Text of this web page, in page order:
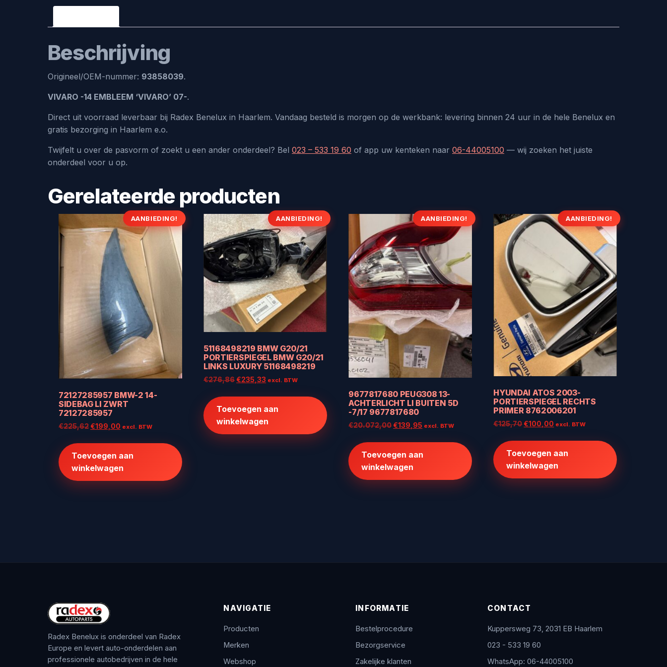
Beschrijving
Origineel/OEM-nummer: 93858039.
VIVARO -14 EMBLEEM ‘VIVARO’ 07-.
Direct uit voorraad leverbaar bij Radex Benelux in Haarlem. Vandaag besteld is morgen op de werkbank: levering binnen 24 uur in de hele Benelux en
gratis bezorging in Haarlem e.o.
Twijfelt u over de pasvorm of zoekt u een ander onderdeel? Bel 023 – 533 19 60 of app uw kenteken naar 06-44005100 — wij zoeken het juiste
onderdeel voor u op.
Gerelateerde producten
AANBIEDING!
72127285957 BMW-2 14-
SIDEBAG LI ZWRT
72127285957
€225,62Oorspronkelijke
€225,62.
€199,00 Huidige
€199,00.
excl. BTW
Toevoegen aan
winkelwagen
AANBIEDING!
51168498219 BMW G20/21
PORTIERSPIEGEL BMW G20/21
LINKS LUXURY 51168498219
€276,86Oorspronkelijke
€276,86.
€235,33 Huidige
€235,33.
excl. BTW
Toevoegen aan
winkelwagen
AANBIEDING!
9677817680 PEUG308 13-
ACHTERLICHT LI BUITEN 5D
-7/17 9677817680
€20.072,00Oorspronkelijke
€20.072,00.
€139,95 Huidige
€139,95.
excl. BTW
Toevoegen aan
winkelwagen
AANBIEDING!
HYUNDAI ATOS 2003-
PORTIERSPIEGEL RECHTS
PRIMER 8762006201
€125,70Oorspronkelijke
€125,70.
€100,00 Huidige
€100,00.
excl. BTW
Toevoegen aan
winkelwagen
Radex Benelux is onderdeel van Radex
Europe en levert auto-onderdelen aan
professionele autobedrijven in de hele
NAVIGATIE
Producten
Merken
Webshop
INFORMATIE
Bestelprocedure
Bezorgservice
Zakelijke klanten
CONTACT
Kuppersweg 73, 2031 EB Haarlem
023 - 533 19 60
WhatsApp: 06-44005100